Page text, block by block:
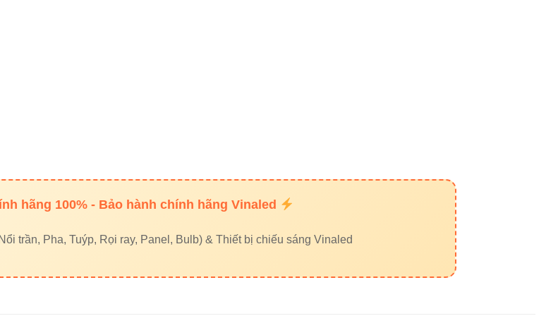
– 0938461348
SEO
hãng 100% - Bảo hành chính hãng Vinaled
trần, Pha, Tuýp, Rọi ray, Panel, Bulb) & Thiết bị chiếu sáng Vinaled